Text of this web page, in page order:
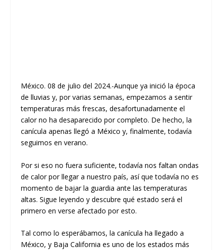
México. 08 de julio del 2024.-Aunque ya inició la época
de lluvias y, por varias semanas, empezamos a sentir
temperaturas más frescas, desafortunadamente el
calor no ha desaparecido por completo. De hecho, la
canícula apenas llegó a México y, finalmente, todavía
seguimos en verano.
Por si eso no fuera suficiente, todavía nos faltan ondas
de calor por llegar a nuestro país, así que todavía no es
momento de bajar la guardia ante las temperaturas
altas. Sigue leyendo y descubre qué estado será el
primero en verse afectado por esto.
Tal como lo esperábamos, la canícula ha llegado a
México, y Baja California es uno de los estados más